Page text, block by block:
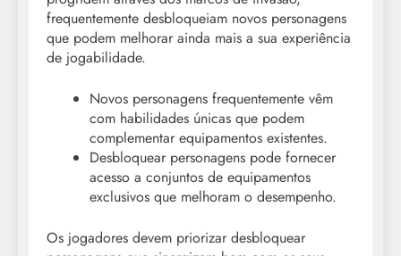
frequentemente desbloqueiam novos personagens
que podem melhorar ainda mais a sua experiência
de jogabilidade.
Novos personagens frequentemente vêm
com habilidades únicas que podem
complementar equipamentos existentes.
Desbloquear personagens pode fornecer
acesso a conjuntos de equipamentos
exclusivos que melhoram o desempenho.
Os jogadores devem priorizar desbloquear